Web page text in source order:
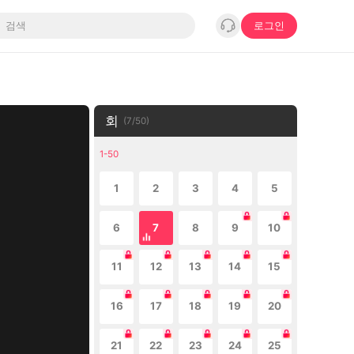
로그인
회 (7/50)
1-50
1 2 3 4 5
6 7 8 9 10
11 12 13 14 15
16 17 18 19 20
21 22 23 24 25